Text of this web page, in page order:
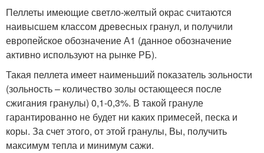
Пеллеты имеющие светло-желтый окрас считаются
наивысшем классом древесных гранул, и получили
европейское обозначение А1 (данное обозначение
активно используют на рынке РБ).
Такая пеллета имеет наименьший показатель зольности
(зольность – количество золы остающееся после
сжигания гранулы) 0,1-0,3%. В такой грануле
гарантированно не будет ни каких примесей, песка и
коры. За счет этого, от этой гранулы, Вы, получить
максимум тепла и минимум сажи.